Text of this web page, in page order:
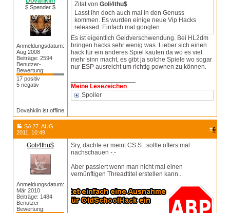
$ Spender $
Anmeldungsdatum:
Aug 2008
Beiträge: 2594
Benutzer-
Bewertung:
17 positiv
5 negativ
Zitat von Goli4thu$
Lasst ihn doch auch mal in den Genuss
kommen. Es wurden einige neue Vip Hacks
released. Einfach mal googlen.
Es ist eigentlich Geldverschwendung. Bei HL2dm
bringen hacks sehr wenig was. Lieber sich einen
hack für ein anderes Spiel kaufen da wo es viel
mehr sinn macht, es gibt ja solche Spiele wo sogar
nur ESP ausreicht um richtig pownen zu können.
Meine Lesezeichen
Spoiler
Dovahkiin ist offline
SA 27. AUG
2011, 10:49
#6
Goli4thu$
Anmeldungsdatum:
Mär 2010
Beiträge: 1484
Benutzer-
Bewertung:
Sry, dachte er meint CS:S...sollte öfters mal
nachschauen -.-
Aber passiert wenn man nicht mal einen
vernünftigen Threadtitel erstellen kann...